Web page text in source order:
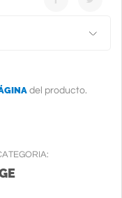
del producto.